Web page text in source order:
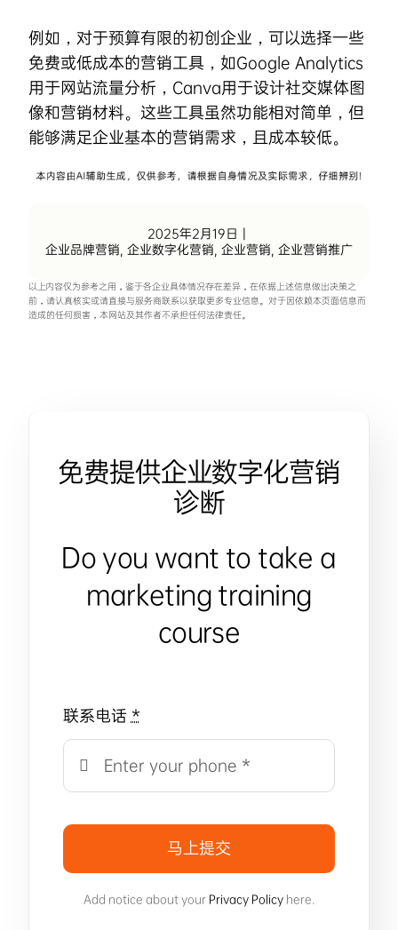
例如，对于预算有限的初创企业，可以选择一些
免费或低成本的营销工具，如Google Analytics
用于网站流量分析，Canva用于设计社交媒体图
像和营销材料。这些工具虽然功能相对简单，但
能够满足企业基本的营销需求，且成本较低。
2025年2月19日
企业品牌营销, 企业数字化营销, 企业营销, 企业营销推广
以上内容仅为参考之用，鉴于各企业具体情况存在差异，在依据上述信息做出决策之
前，请认真核实或请直接与服务商联系以获取更多专业信息。对于因依赖本页面信息而
造成的任何损害，本网站及其作者不承担任何法律责任。
免费提供企业数字化营销
诊断
Do you want to take a
marketing training
course
联系电话*
马上提交
Add notice about your Privacy Policy here.